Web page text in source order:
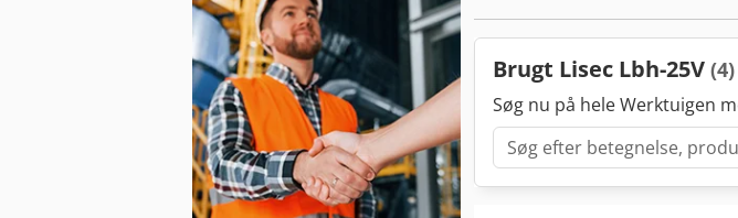
Brugt Lisec Lbh-25V (4)
Søg nu på hele Werktuigen